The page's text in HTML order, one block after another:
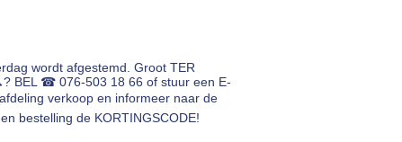
wordt afgestemd. Groot TER
BEL ☎ 076-503 18 66 of stuur een E-
verkoop en informeer naar de
bestelling de KORTINGSCODE!